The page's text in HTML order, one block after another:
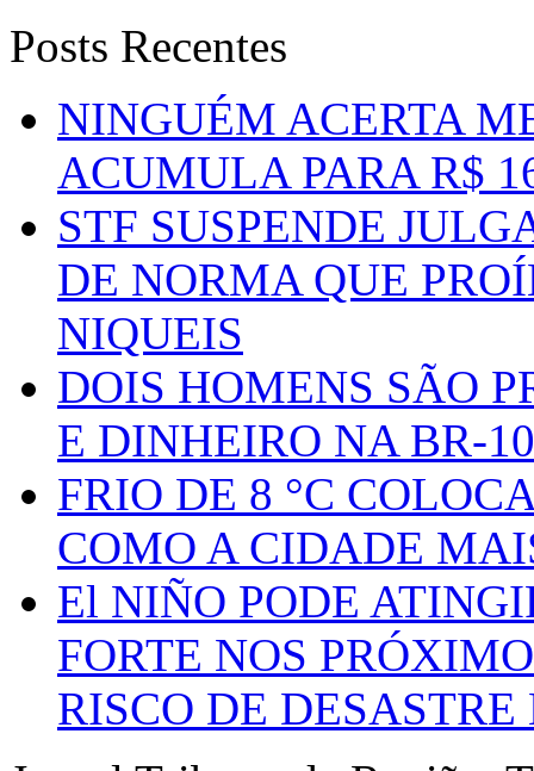
Posts Recentes
NINGUÉM ACERTA
ACUMULA PARA R$
STF SUSPENDE
DE NORMA QUE
NIQUEIS
DOIS HOMENS SÃO
E DINHEIRO NA BR-
FRIO DE 8 °C
COMO A CIDADE
El NIÑO PODE
FORTE NOS
RISCO DE